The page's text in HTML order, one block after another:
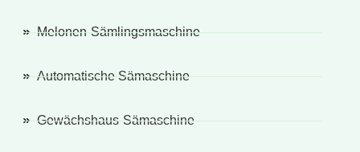
Melonen-Sämlingsmaschine
Automatische Sämaschine
Gewächshaus-Sämaschine